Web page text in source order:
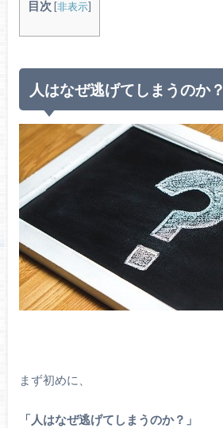
目次 [非表示]
人はなぜ逃げてしまうのか？
まず初めに、
「人はなぜ逃げてしまうのか？」